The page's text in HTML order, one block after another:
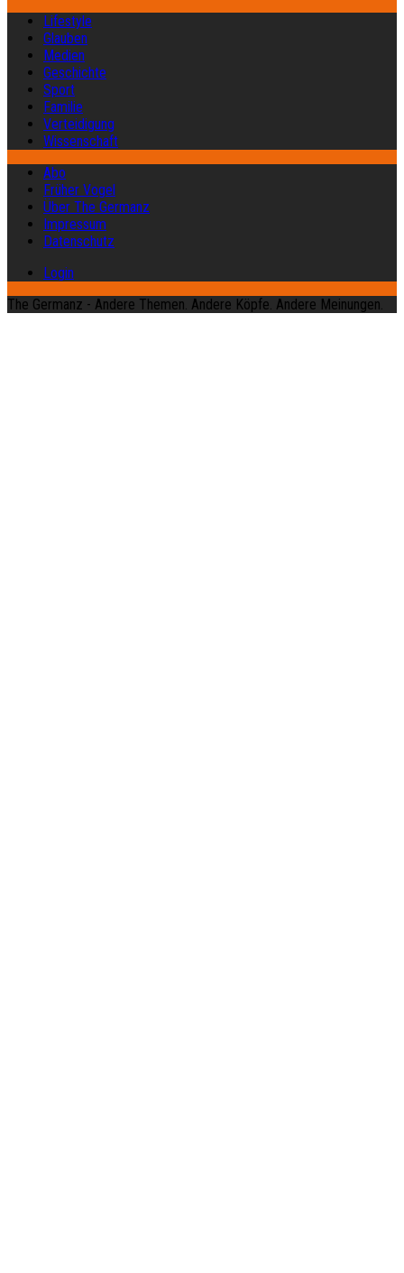
Lifestyle
Glauben
Medien
Geschichte
Sport
Familie
Verteidigung
Wissenschaft
Abo
Früher Vogel
Über The Germanz
Impressum
Datenschutz
Login
The Germanz - Andere Themen. Andere Köpfe. Andere Meinungen.